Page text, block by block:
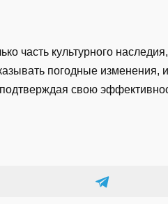
часть культурного
погодные
свою